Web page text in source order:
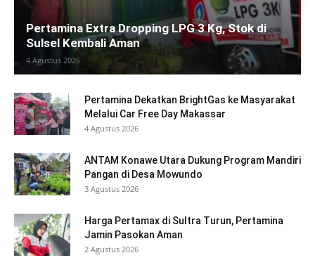
Pertamina Extra Dropping LPG 3 Kg, Stok di
Sulsel Kembali Aman
4 Agustus 2026
Pertamina Dekatkan BrightGas ke Masyarakat
Melalui Car Free Day Makassar
4 Agustus 2026
ANTAM Konawe Utara Dukung Program Mandiri
Pangan di Desa Mowundo
3 Agustus 2026
Harga Pertamax di Sultra Turun, Pertamina
Jamin Pasokan Aman
2 Agustus 2026